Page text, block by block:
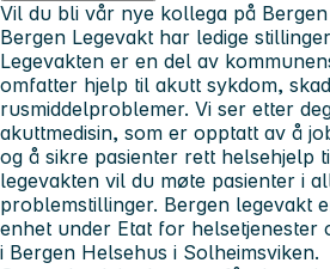
Vil du bli vår nye kollega på Bergen
Bergen Legevakt har ledige
Legevakten er en del av
omfatter hjelp til akutt sykdom,
rusmiddelproblemer. Vi ser etter
akuttmedisin, som er opptatt av å
og å sikre pasienter rett helsehjelp
legevakten vil du møte pasienter i
problemstillinger. Bergen legevakt
enhet under Etat for helsetjenester
i Bergen Helsehus i Solheimsviken.